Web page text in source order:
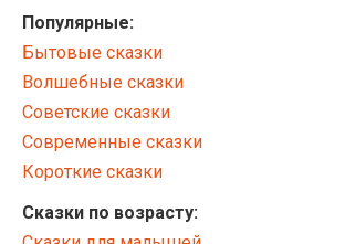
Популярные:
Бытовые сказки
Волшебные сказки
Советские сказки
Современные сказки
Короткие сказки
Сказки по возрасту: